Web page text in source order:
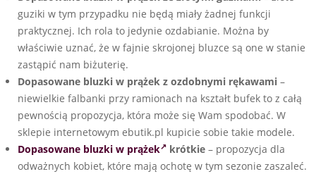
guziki w tym przypadku nie będą miały żadnej funkcji
praktycznej. Ich rola to jedynie ozdabianie. Można by
właściwie uznać, że w fajnie skrojonej bluzce są one w stanie
zastąpić nam biżuterię.
Dopasowane bluzki w prążek z ozdobnymi rękawami –
niewielkie falbanki przy ramionach na kształt bufek to z całą
pewnością propozycja, która może się Wam spodobać. W
sklepie internetowym ebutik.pl kupicie sobie takie modele.
Dopasowane bluzki w prążek
krótkie – propozycja dla
odważnych kobiet, które mają ochotę w tym sezonie zaszaleć.